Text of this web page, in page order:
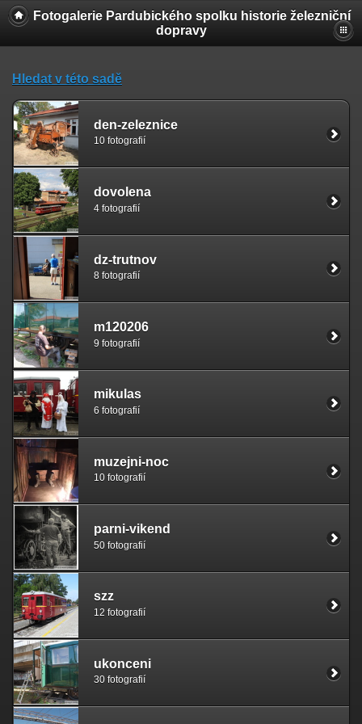
Fotogalerie Pardubického spolku historie železniční
dopravy
Hledat v této sadě
den-zeleznice
10 fotografií
dovolena
4 fotografií
dz-trutnov
8 fotografií
m120206
9 fotografií
mikulas
6 fotografií
muzejni-noc
10 fotografií
parni-vikend
50 fotografií
szz
12 fotografií
ukonceni
30 fotografií